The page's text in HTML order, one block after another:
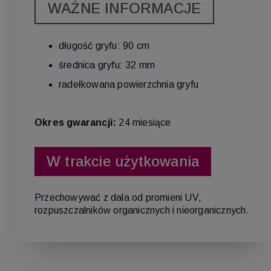
WAŻNE INFORMACJE
długość gryfu: 90 cm
średnica gryfu: 32 mm
radełkowana powierzchnia gryfu
Okres gwarancji: 24 miesiące
W trakcie użytkowania
Przechowywać z dala od promieni UV,
rozpuszczalników organicznych i nieorganicznych.